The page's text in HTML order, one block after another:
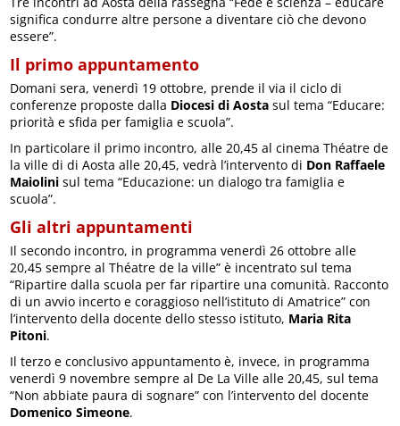
significa condurre altre persone a diventare ciò che devono
essere”.
Il primo appuntamento
Domani sera, venerdì 19 ottobre, prende il via il ciclo di
conferenze proposte dalla Diocesi di Aosta sul tema “Educare:
priorità e sfida per famiglia e scuola”.
In particolare il primo incontro, alle 20,45 al cinema Théatre de
la ville di di Aosta alle 20,45, vedrà l’intervento di Don Raffaele
Maiolini sul tema “Educazione: un dialogo tra famiglia e
scuola”.
Gli altri appuntamenti
Il secondo incontro, in programma venerdì 26 ottobre alle
20,45 sempre al Théatre de la ville” è incentrato sul tema
“Ripartire dalla scuola per far ripartire una comunità. Racconto
di un avvio incerto e coraggioso nell’istituto di Amatrice” con
l’intervento della docente dello stesso istituto, Maria Rita
Pitoni.
Il terzo e conclusivo appuntamento è, invece, in programma
venerdì 9 novembre sempre al De La Ville alle 20,45, sul tema
“Non abbiate paura di sognare” con l’intervento del docente
Domenico Simeone.